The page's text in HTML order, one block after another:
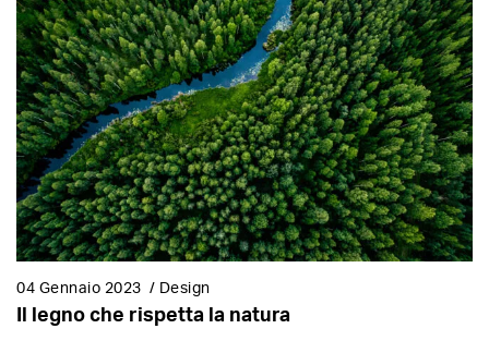
04 Gennaio 2023 / Design
Il legno che rispetta la natura